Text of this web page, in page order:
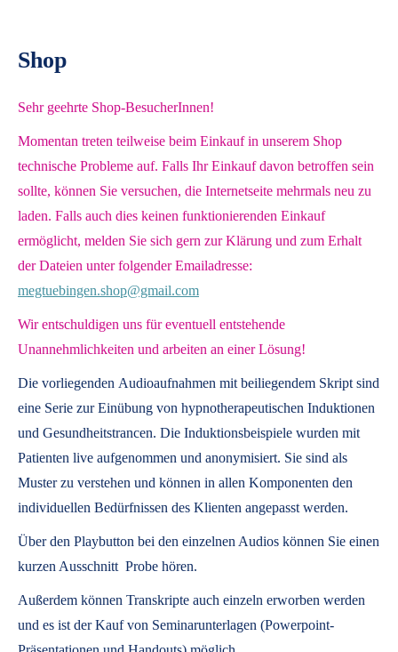
Shop
Sehr geehrte Shop-BesucherInnen!
Momentan treten teilweise beim Einkauf in unserem Shop
technische Probleme auf. Falls Ihr Einkauf davon betroffen sein
sollte, können Sie versuchen, die Internetseite mehrmals neu zu
laden. Falls auch dies keinen funktionierenden Einkauf
ermöglicht, melden Sie sich gern zur Klärung und zum Erhalt
der Dateien unter folgender Emailadresse:
megtuebingen.shop@gmail.com
Wir entschuldigen uns für eventuell entstehende
Unannehmlichkeiten und arbeiten an einer Lösung!
Die vorliegenden Audioaufnahmen mit beiliegendem Skript sind
eine Serie zur Einübung von hypnotherapeutischen Induktionen
und Gesundheitstrancen. Die Induktionsbeispiele wurden mit
Patienten live aufgenommen und anonymisiert. Sie sind als
Muster zu verstehen und können in allen Komponenten den
individuellen Bedürfnissen des Klienten angepasst werden.
Über den Playbutton bei den einzelnen Audios können Sie einen
kurzen Ausschnitt Probe hören.
Außerdem können Transkripte auch einzeln erworben werden
und es ist der Kauf von Seminarunterlagen (Powerpoint-